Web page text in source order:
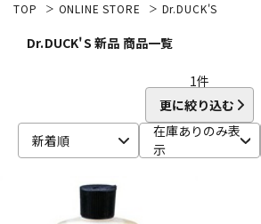
TOP ONLINE STORE Dr.DUCK'S
Dr.DUCK'S 新品 商品一覧
1件
更に絞り込む
新着順
在庫ありのみ表
示